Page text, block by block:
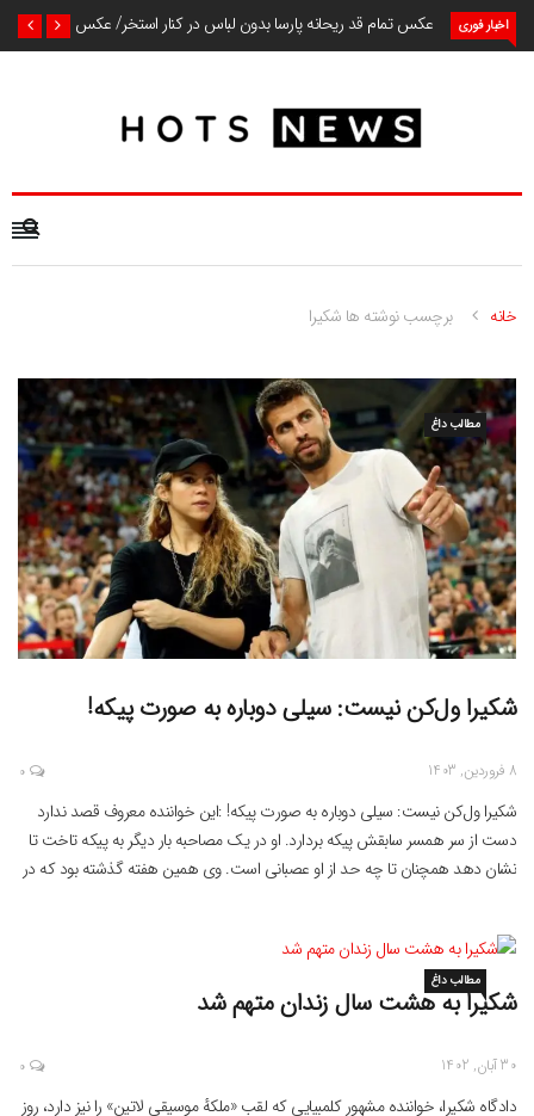
اخبار فوری عکس تمام قد ریحانه پارسا بدون لباس در کنار استخر/ عکس
خانه برچسب نوشته ها شکیرا
مطالب داغ
شکیرا ول‌کن نیست: سیلی دوباره به صورت پیکه!‏
8 فروردین, 1403 0
شکیرا ول‌کن نیست: سیلی دوباره به صورت پیکه!‏ :این خواننده معروف قصد ندارد
دست از سر همسر سابقش پیکه بردارد. او در یک مصاحبه بار دیگر به ‏پیکه تاخت تا
نشان دهد همچنان تا چه حد از او عصبانی است. وی همین هفته گذشته بود که در
مطالب داغ
شکیرا به هشت سال زندان متهم شد
30 آبان, 1402 0
دادگاه شکیرا، خواننده مشهور کلمبیایی که لقب «ملکهٔ موسیقی لاتین» را نیز دارد، روز